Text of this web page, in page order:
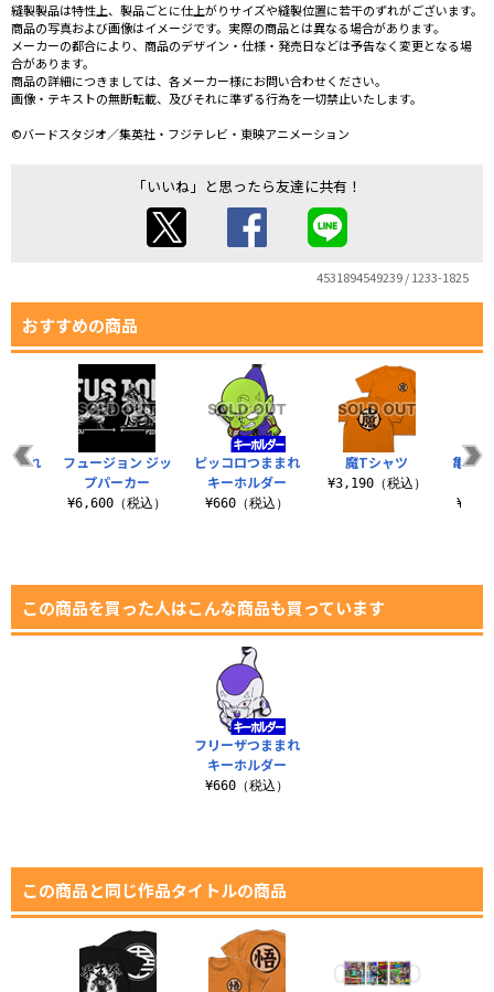
縫製製品は特性上、製品ごとに仕上がりサイズや縫製位置に若干のずれがございます。
商品の写真および画像はイメージです。実際の商品とは異なる場合があります。
メーカーの都合により、商品のデザイン・仕様・発売日などは予告なく変更となる場
合があります。
商品の詳細につきましては、各メーカー様にお問い合わせください。
画像・テキストの無断転載、及びそれに準ずる行為を一切禁止いたします。
©バードスタジオ／集英社・フジテレビ・東映アニメーション
「いいね」と思ったら友達に共有！
4531894549239 / 1233-1825
おすすめの商品
ピッコロつままれ
キーホルダー
¥660（税込）
魔Tシャツ
¥3,190（税込）
亀仙
まれ
フュージョン ジッ
プパーカー
¥6,600（税込）
この商品を買った人はこんな商品も買っています
フリーザつままれ
キーホルダー
¥660（税込）
この商品と同じ作品タイトルの商品